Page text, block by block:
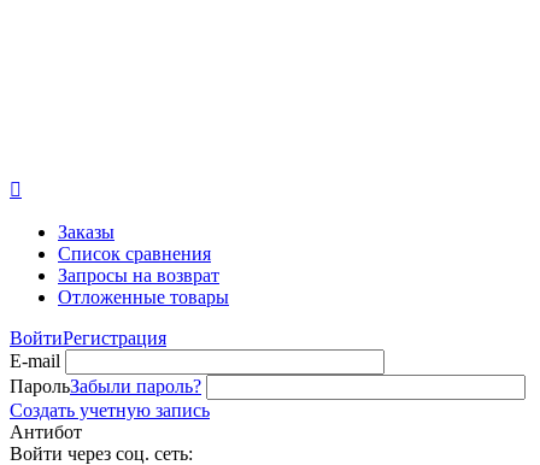

Заказы
Список сравнения
Запросы на возврат
Отложенные товары
ВойтиРегистрация
E-mail
ПарольЗабыли пароль?
Создать учетную запись
Антибот
Войти через соц. сеть: